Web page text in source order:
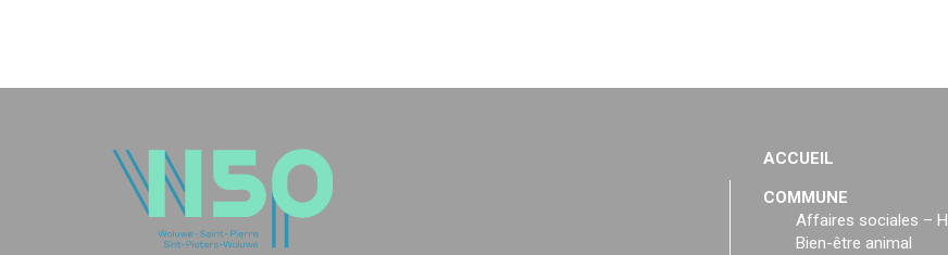
ACCUEIL
COMMUNE
Affaires sociales –
Bien-être animal